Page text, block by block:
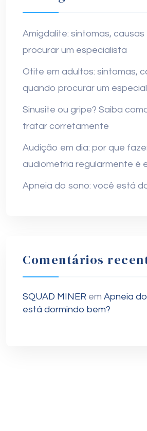
Amigdalite: sintomas,
procurar um especialista
Otite em adultos: sintomas,
quando procurar um
Sinusite ou gripe? Saiba
tratar corretamente
Audição em dia: por que
audiometria regularmente é
Apneia do sono: você está
Comentários
SQUAD MINER em Apneia
está dormindo bem?